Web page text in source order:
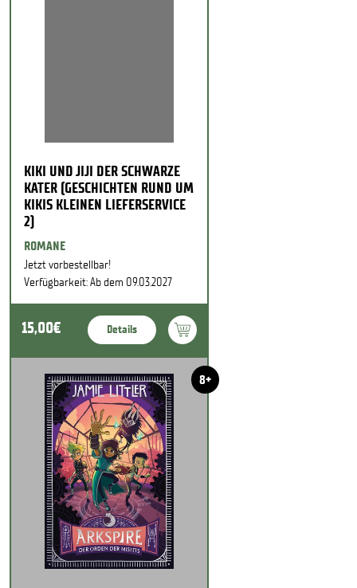
KIKI UND JIJI DER SCHWARZE
KATER (GESCHICHTEN RUND UM
KIKIS KLEINEN LIEFERSERVICE
2)
ROMANE
Jetzt vorbestellbar!
Verfügbarkeit: Ab dem 09.03.2027
15,00€ Details
8+